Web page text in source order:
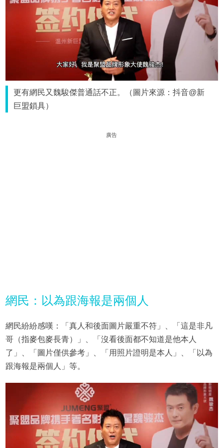
更有網民又魏駿傑普通話不正。（圖片來源：抖音@新
巨盟鎖具）
廣告
網民：以為跟海報是兩個人
網民紛紛感嘆：「真人和後面圖片嚴重不符」、「這是非凡
哥（指麥包麥長青）」、「沒看後面都不知道是他本人
了」、「圖片僅供參考」、「用照片證明是本人」、「以為
跟海報是兩個人」等。